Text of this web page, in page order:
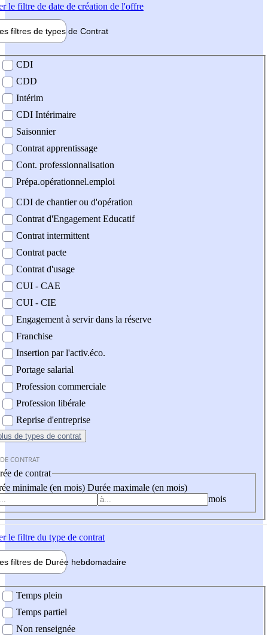
le filtre de date de création de l'offre
filtres de types de Contrat
contrat
CDI
CDD
Intérim
CDI Intérimaire
Saisonnier
Contrat apprentissage
Cont. professionnalisation
Prépa.opérationnel.emploi
CDI de chantier ou d'opération
Contrat d'Engagement Educatif
Contrat intermittent
Contrat pacte
Contrat d'usage
CUI - CAE
CUI - CIE
Engagement à servir dans la réserve
Franchise
Insertion par l'activ.éco.
Portage salarial
Profession commerciale
Profession libérale
Reprise d'entreprise
de types de contrat
CONTRAT
de contrat
minimale (en mois) Durée maximale (en mois)
mois
le filtre du type de contrat
filtres de Durée hebdomadaire
Temps plein
Temps partiel
Non renseignée